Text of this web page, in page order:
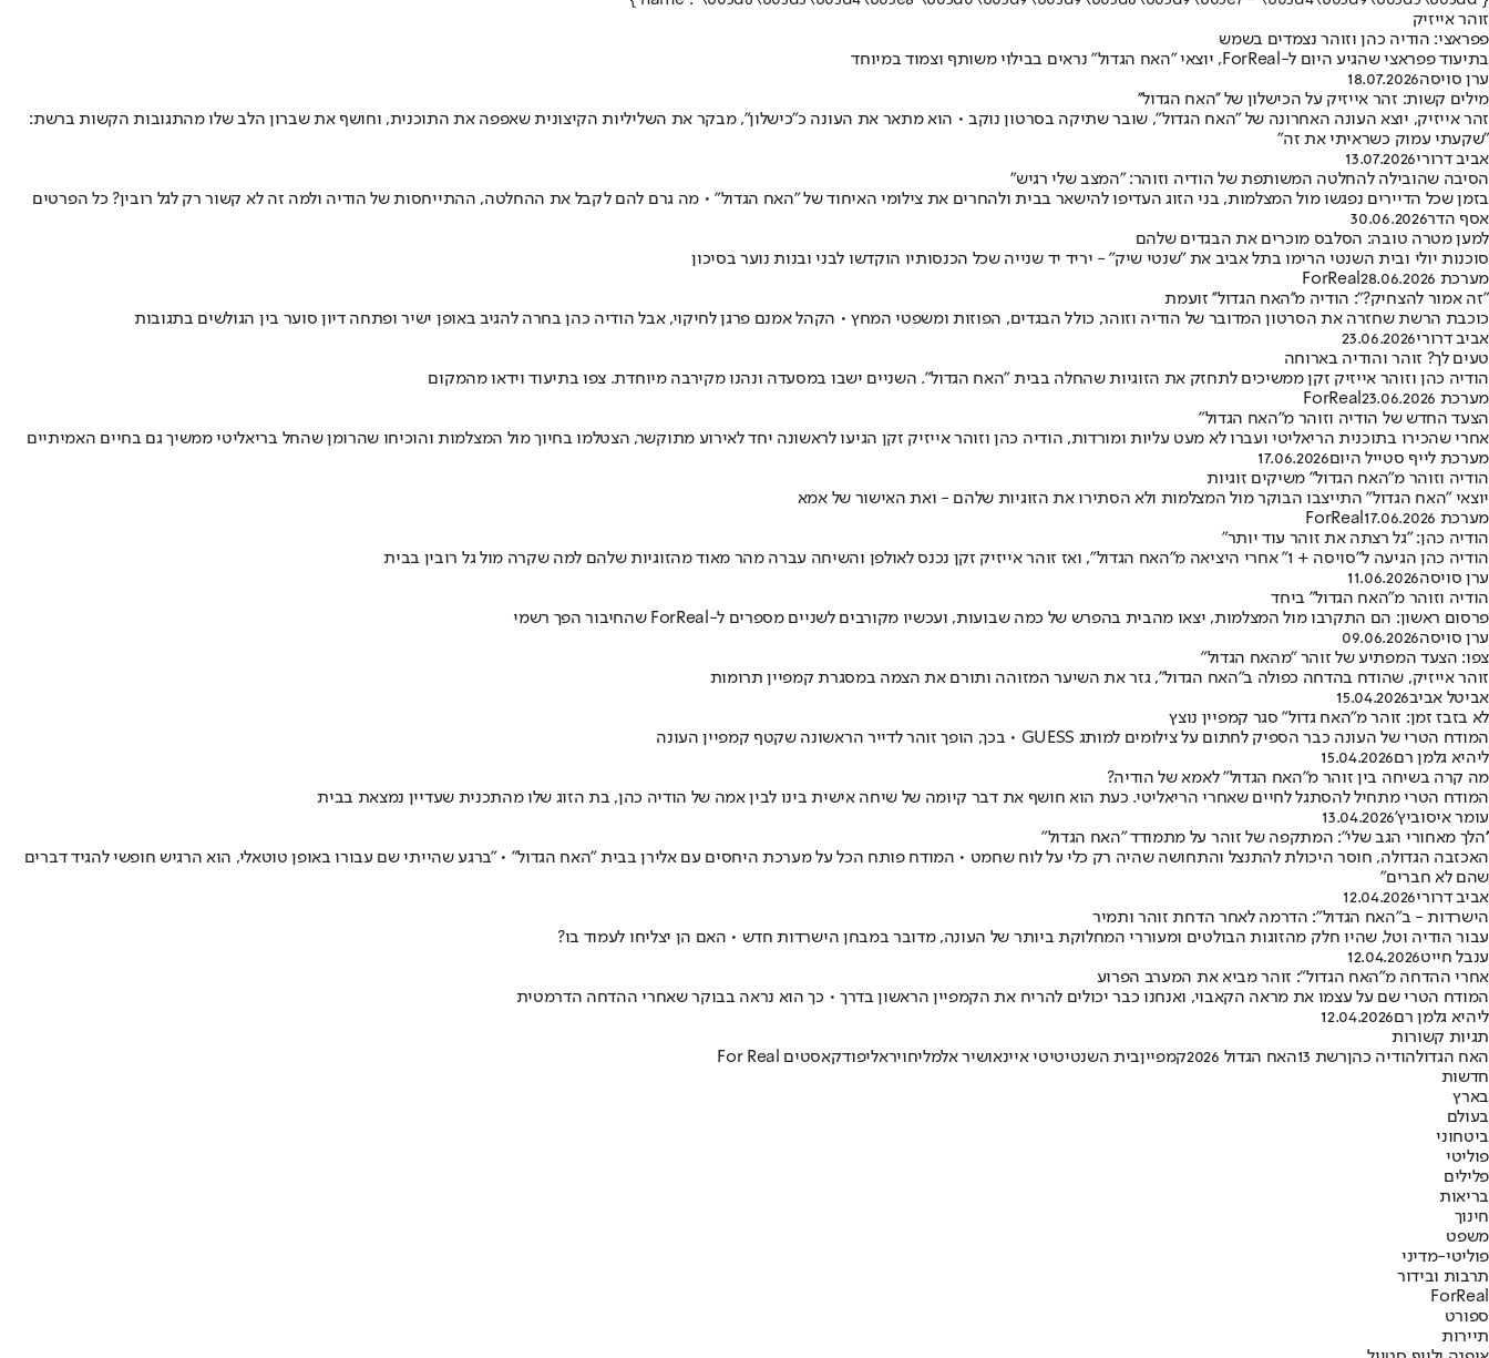
זוהר אייזיק
פפראצי: הודיה כהן וזוהר נצמדים בשמש
בתיעוד פפראצי שהגיע היום ל-ForReal, יוצאי "האח הגדול" נראים בבילוי משותף וצמוד במיוחד
ערן סויסה18.07.2026
מילים קשות: זהר אייזיק על הכישלון של ''האח הגדול''
זהר אייזיק, יוצא העונה האחרונה של "האח הגדול", שובר שתיקה בסרטון נוקב • הוא מתאר את העונה כ"כישלון", מבקר את השליליות הקיצונית שאפפה את התוכנית, וחושף את שברון הלב שלו מהתגובות הקשות ברשת:
"שקעתי עמוק כשראיתי את זה"
אביב דרורי13.07.2026
הסיבה שהובילה להחלטה המשותפת של הודיה וזוהר: "המצב שלי רגיש"
בזמן שכל הדיירים נפגשו מול המצלמות, בני הזוג העדיפו להישאר בבית ולהחרים את צילומי האיחוד של "האח הגדול" • מה גרם להם לקבל את ההחלטה, ההתייחסות של הודיה ולמה זה לא קשור רק לגל רובין? כל הפרטים
אסף הדר30.06.2026
למען מטרה טובה: הסלבס מוכרים את הבגדים שלהם
סוכנות יולי ובית השנטי הרימו בתל אביב את "שנטי שיק" - יריד יד שנייה שכל הכנסותיו הוקדשו לבני ובנות נוער בסיכון
מערכת ForReal 28.06.2026
"זה אמור להצחיק?": הודיה מ''האח הגדול'' זועמת
כוכבת הרשת שחזרה את הסרטון המדובר של הודיה וזוהר, כולל הבגדים, הפוזות ומשפטי המחץ • הקהל אמנם פרגן לחיקוי, אבל הודיה כהן בחרה להגיב באופן ישיר ופתחה דיון סוער בין הגולשים בתגובות
אביב דרורי23.06.2026
טעים לך? זוהר והודיה בארוחה
הודיה כהן וזוהר אייזיק זקן ממשיכים לתחזק את הזוגיות שהחלה בבית "האח הגדול". השניים ישבו במסעדה ונהנו מקירבה מיוחדת. צפו בתיעוד וידאו מהמקום
מערכת ForReal 23.06.2026
הצעד החדש של הודיה וזוהר מ"האח הגדול"
אחרי שהכירו בתוכנית הריאליטי ועברו לא מעט עליות ומורדות, הודיה כהן וזוהר אייזיק זקן הגיעו לראשונה יחד לאירוע מתוקשר, הצטלמו בחיוך מול המצלמות והוכיחו שהרומן שהחל בריאליטי ממשיך גם בחיים האמיתיים
מערכת לייף סטייל היום17.06.2026
הודיה וזוהר מ"האח הגדול" משיקים זוגיות
יוצאי "האח הגדול" התייצבו הבוקר מול המצלמות ולא הסתירו את הזוגיות שלהם - ואת האישור של אמא
מערכת ForReal 17.06.2026
הודיה כהן: "גל רצתה את זוהר עוד יותר"
הודיה כהן הגיעה ל"סויסה + 1" אחרי היציאה מ"האח הגדול", ואז זוהר אייזיק זקן נכנס לאולפן והשיחה עברה מהר מאוד מהזוגיות שלהם למה שקרה מול גל רובין בבית
ערן סויסה11.06.2026
הודיה וזוהר מ"האח הגדול" ביחד
פרסום ראשון: הם התקרבו מול המצלמות, יצאו מהבית בהפרש של כמה שבועות, ועכשיו מקורבים לשניים מספרים ל-ForReal שהחיבור הפך רשמי
ערן סויסה09.06.2026
צפו: הצעד המפתיע של זוהר "מהאח הגדול"
זוהר אייזיק, שהודח בהדחה כפולה ב"האח הגדול", גזר את השיער המזוהה ותורם את הצמה במסגרת קמפיין תרומות
אביטל אביב15.04.2026
לא בזבז זמן: זוהר מ"האח גדול" סגר קמפיין נוצץ
המודח הטרי של העונה כבר הספיק לחתום על צילומים למותג GUESS • בכך, הופך זוהר לדייר הראשונה שקטף קמפיין העונה
ליהיא גלמן רם15.04.2026
מה קרה בשיחה בין זוהר מ"האח הגדול" לאמא של הודיה?
המודח הטרי מתחיל להסתגל לחיים שאחרי הריאליטי. כעת הוא חושף את דבר קיומה של שיחה אישית בינו לבין אמה של הודיה כהן, בת הזוג שלו מהתכנית שעדיין נמצאת בבית
עומר איסוביץ'13.04.2026
''הלך מאחורי הגב שלי": המתקפה של זוהר על מתמודד "האח הגדול"
האכזבה הגדולה, חוסר היכולת להתנצל והתחושה שהיה רק כלי על לוח שחמט • המודח פותח הכל על מערכת היחסים עם אלירן בבית "האח הגדול" • "ברגע שהייתי שם עבורו באופן טוטאלי, הוא הרגיש חופשי להגיד דברים
שהם לא חברים"
אביב דרורי12.04.2026
הישרדות - ב"האח הגדול": הדרמה לאחר הדחת זוהר ותמיר
עבור הודיה וטל, שהיו חלק מהזוגות הבולטים ומעוררי המחלוקת ביותר של העונה, מדובר במבחן הישרדות חדש • האם הן יצליחו לעמוד בו?
ענבל חייט12.04.2026
אחרי ההדחה מ"האח הגדול": זוהר מביא את המערב הפרוע
המודח הטרי שם על עצמו את מראה הקאבוי, ואנחנו כבר יכולים להריח את הקמפיין הראשון בדרך • כך הוא נראה בבוקר שאחרי ההדחה הדרמטית
ליהיא גלמן רם12.04.2026
תגיות קשורות
האח הגדולהודיה כהןרשת 13 האח הגדול 2026 קמפייןבית השנטיטיטי איינאושיר אלמליחויראליפודקאסטים For Real
חדשות
בארץ
בעולם
ביטחוני
פוליטי
פלילים
בריאות
חינוך
משפט
פוליטי-מדיני
תרבות ובידור
ForReal
ספורט
תיירות